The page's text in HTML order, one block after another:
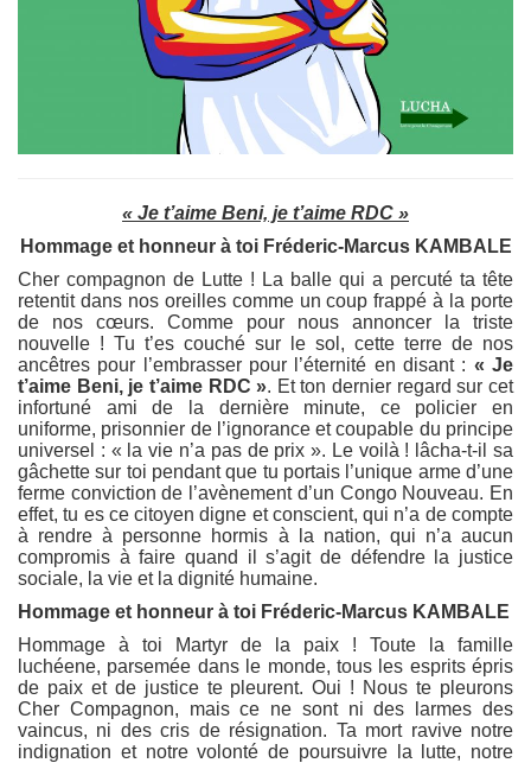
« Je t’aime Beni, je t’aime RDC »
Hommage et honneur à toi Fréderic-Marcus KAMBALE
Cher compagnon de Lutte ! La balle qui a percuté ta tête
retentit dans nos oreilles comme un coup frappé à la porte
de nos cœurs. Comme pour nous annoncer la triste
nouvelle ! Tu t’es couché sur le sol, cette terre de nos
ancêtres pour l’embrasser pour l’éternité en disant : « Je
t’aime Beni, je t’aime RDC ». Et ton dernier regard sur cet
infortuné ami de la dernière minute, ce policier en
uniforme, prisonnier de l’ignorance et coupable du principe
universel : « la vie n’a pas de prix ». Le voilà ! lâcha-t-il sa
gâchette sur toi pendant que tu portais l’unique arme d’une
ferme conviction de l’avènement d’un Congo Nouveau. En
effet, tu es ce citoyen digne et conscient, qui n’a de compte
à rendre à personne hormis à la nation, qui n’a aucun
compromis à faire quand il s’agit de défendre la justice
sociale, la vie et la dignité humaine.
Hommage et honneur à toi Fréderic-Marcus KAMBALE
Hommage à toi Martyr de la paix ! Toute la famille
luchéene, parsemée dans le monde, tous les esprits épris
de paix et de justice te pleurent. Oui ! Nous te pleurons
Cher Compagnon, mais ce ne sont ni des larmes des
vaincus, ni des cris de résignation. Ta mort ravive notre
indignation et notre volonté de poursuivre la lutte, notre